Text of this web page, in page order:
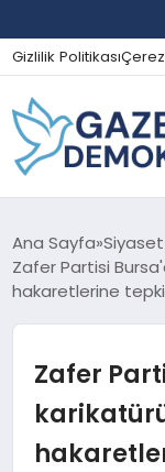
Gizlilik Politikası
GÜNDEM
EKONOMI
SPOR
Ana Sayfa Siyaset
Zafer Partisi
hakaretlerine tepki
Zafer